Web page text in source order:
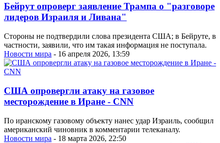
Бейрут опроверг заявление Трампа о "разговоре
лидеров Израиля и Ливана"
Стороны не подтвердили слова президента США; в Бейруте, в
частности, заявили, что им такая информация не поступала.
Новости мира - 16 апреля 2026, 13:59
США опровергли атаку на газовое
месторождение в Иране - CNN
По иранскому газовому объекту нанес удар Израиль, сообщил
американский чиновник в комментарии телеканалу.
Новости мира - 18 марта 2026, 22:50